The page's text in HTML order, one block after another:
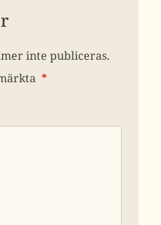
inte publiceras.
*